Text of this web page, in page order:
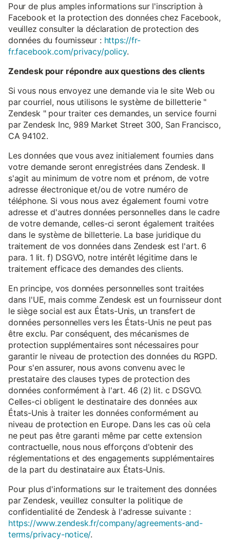
Pour de plus amples informations sur l'inscription à
Facebook et la protection des données chez Facebook,
veuillez consulter la déclaration de protection des
données du fournisseur : https://fr-
fr.facebook.com/privacy/policy.
Zendesk pour répondre aux questions des clients
Si vous nous envoyez une demande via le site Web ou
par courriel, nous utilisons le système de billetterie "
Zendesk " pour traiter ces demandes, un service fourni
par Zendesk Inc, 989 Market Street 300, San Francisco,
CA 94102.
Les données que vous avez initialement fournies dans
votre demande seront enregistrées dans Zendesk. Il
s'agit au minimum de votre nom et prénom, de votre
adresse électronique et/ou de votre numéro de
téléphone. Si vous nous avez également fourni votre
adresse et d'autres données personnelles dans le cadre
de votre demande, celles-ci seront également traitées
dans le système de billetterie. La base juridique du
traitement de vos données dans Zendesk est l'art. 6
para. 1 lit. f) DSGVO, notre intérêt légitime dans le
traitement efficace des demandes des clients.
En principe, vos données personnelles sont traitées
dans l'UE, mais comme Zendesk est un fournisseur dont
le siège social est aux États-Unis, un transfert de
données personnelles vers les États-Unis ne peut pas
être exclu. Par conséquent, des mécanismes de
protection supplémentaires sont nécessaires pour
garantir le niveau de protection des données du RGPD.
Pour s'en assurer, nous avons convenu avec le
prestataire des clauses types de protection des
données conformément à l'art. 46 (2) lit. c DSGVO.
Celles-ci obligent le destinataire des données aux
États-Unis à traiter les données conformément au
niveau de protection en Europe. Dans les cas où cela
ne peut pas être garanti même par cette extension
contractuelle, nous nous efforçons d'obtenir des
réglementations et des engagements supplémentaires
de la part du destinataire aux États-Unis.
Pour plus d'informations sur le traitement des données
par Zendesk, veuillez consulter la politique de
confidentialité de Zendesk à l'adresse suivante :
https://www.zendesk.fr/company/agreements-and-
terms/privacy-notice/.